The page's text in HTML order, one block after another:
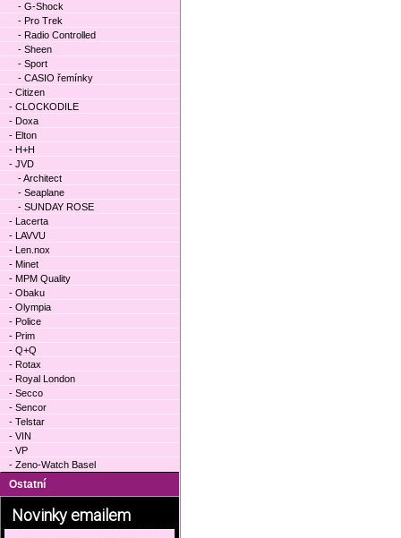
- G-Shock
- Pro Trek
- Radio Controlled
- Sheen
- Sport
- CASIO řemínky
- Citizen
- CLOCKODILE
- Doxa
- Elton
- H+H
- JVD
- Architect
- Seaplane
- SUNDAY ROSE
- Lacerta
- LAVVU
- Len.nox
- Minet
- MPM Quality
- Obaku
- Olympia
- Police
- Prim
- Q+Q
- Rotax
- Royal London
- Secco
- Sencor
- Telstar
- VIN
- VP
- Zeno-Watch Basel
Ostatní
Novinky emailem